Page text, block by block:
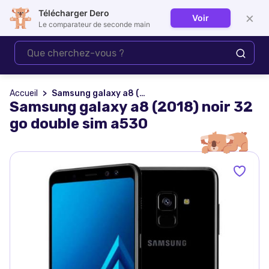
Se connecter
Accueil Samsung galaxy a8 (2018) noir 32 go double sim a530
Samsung galaxy a8 (2018) noir 32
go double sim a530
Télécharger Dero
Le comparateur de seconde main
Voir ×